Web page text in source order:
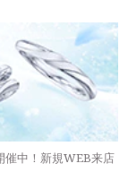
催中！新規WEB来店